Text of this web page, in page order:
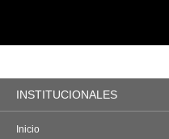
INSTITUCIONALES
Inicio